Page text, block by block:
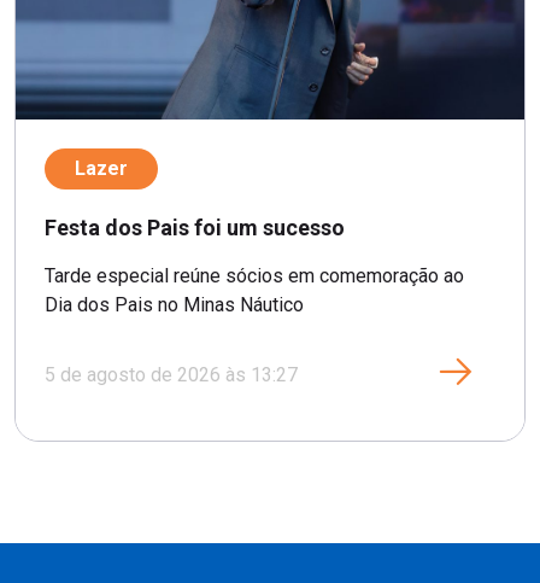
Lazer
Festa dos Pais foi um sucesso
Tarde especial reúne sócios em comemoração ao
Dia dos Pais no Minas Náutico
5 de agosto de 2026 às 13:27